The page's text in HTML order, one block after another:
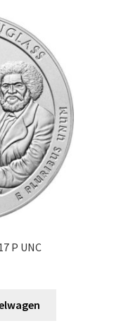
P UNC